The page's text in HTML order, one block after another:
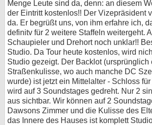
Menge Leute sind da, denn: an diesem
der Eintritt kostenlos!! Der Vizepräsident
da. Er begrüßt uns, von ihm erfahre ich,
definitv für 2 weitere Staffeln weitergeht.
Schaupieler und Drehort noch unklar!!
Studio. Da Tour heute kostenlos, wird
Studio gezeigt. Der Backlot (ursprünglich
Straßenkulisse, wo auch manche DC
wurde) ist jetzt ein Mittelalter - Schloss
wird auf 3 Soundstages gedreht. Nur 2
aus sichtbar. Wir können auf 2
Dawsons Zimmer und die Kulisse des
das Innere des Hauses ist komplett